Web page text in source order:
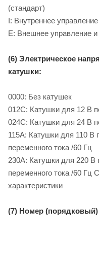
(стандарт)
I: Внутреннее
E: Внешнее управление
(6) Электрическое
катушки:
0000: Без катушек
012C: Катушки для 12 B
024C: Катушки для 24 B
115A: Катушки для 110 B
переменного тока /60 Гц
230A: Катушки для 220 B
переменного тока /60 Гц
характеристики
(7) Номер (порядковый)